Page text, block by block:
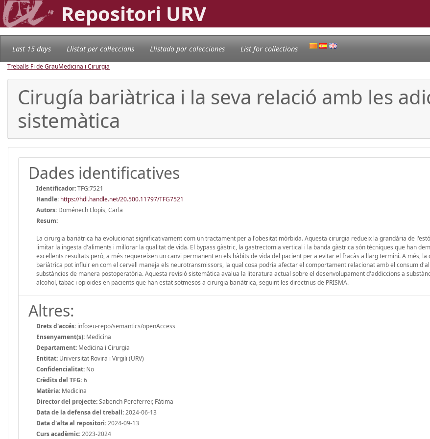
Repositori URV
Last 15 days Llistat per col·leccions Llistado por colecciones List for collections
Treballs Fi de GrauMedicina i Cirurgia
Cirugía bariàtrica i la seva relació amb les
sistemàtica
Dades identificatives
Identificador:TFG:7521
Handle: https://hdl.handle.net/20.500.11797/TFG7521
Autors: Doménech Llopis, Carla
Resum:
La cirurgia bariàtrica ha evolucionat significativament com un tractament per a l'obesitat mòrbida. Aquesta cirurgia redueix la grandària de
limitar la ingesta d'aliments i millorar la qualitat de vida. El bypass gàstric, la gastrectomia vertical i la banda gàstrica són tècniques que han
excel·lents resultats però, a més requereixen un canvi permanent en els hàbits de vida del pacient per a evitar el fracàs a llarg termini. A més, la
bariàtrica pot influir en com el cervell maneja els neurotransmissors, la qual cosa podria afectar el comportament relacionat amb el consum
substàncies de manera postoperatòria. Aquesta revisió sistemàtica avalua la literatura actual sobre el desenvolupament d'addiccions a
alcohol, tabac i opioides en pacients que han estat sotmesos a cirurgia bariàtrica, seguint les directrius de PRISMA.
Altres:
Drets d'accés: info:eu-repo/semantics/openAccess
Ensenyament(s): Medicina
Departament: Medicina i Cirurgia
Entitat: Universitat Rovira i Virgili (URV)
Confidencialitat: No
Crèdits del TFG:6
Matèria: Medicina
Director del projecte:Sabench Pereferrer, Fátima
Data de la defensa del treball:2024-06-13
Data d'alta al repositori:2024-09-13
Curs acadèmic:2023-2024